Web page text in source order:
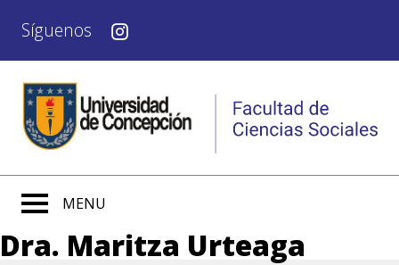
Síguenos
MENU
Dra. Maritza Urteaga